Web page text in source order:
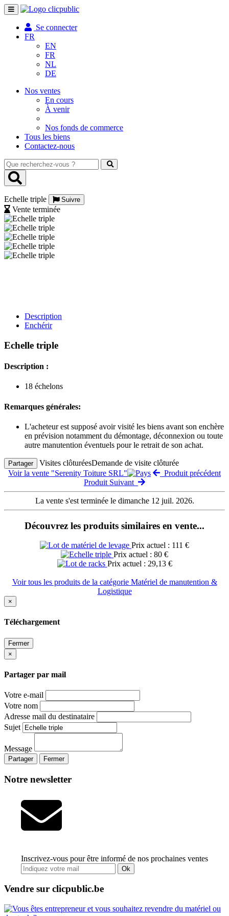
Toggle
navigation
Se connecter
FR
EN
FR
NL
DE
Nos ventes
En cours
À venir
Nos fonds de commerce
Tous les biens
Contactez-nous
Que
recherchez-
vous
Echelle triple
Suivre
Vente terminée
Description
Enchérir
Echelle triple
Description :
18 échelons
Remarques générales:
L'acheteur est supposé avoir visité les biens avant son enchère
en prévision notamment du démontage, déconnexion ou toute
autre manutention éventuels pour le retrait de son achat.
Partager Visites clôturéesDemande de visite clôturée
Voir la vente "Serenity Toiture SRL"
Produit précédent
Produit Suivant
La vente s'est terminée le dimanche 12 juil. 2026.
Découvrez les produits similaires en vente...
Prix actuel : 111 €
Prix actuel : 80 €
Prix actuel : 29,13 €
Voir tous les produits de la catégorie Matériel de manutention &
Logistique
×
Téléchargement
Fermer
×
Partager par mail
Votre e-mail
Votre nom
Adresse mail du destinataire
Sujet
Message
Partager Fermer
Notre newsletter
Inscrivez-vous pour être informé de nos prochaines ventes
Ok
Vendre sur clicpublic.be